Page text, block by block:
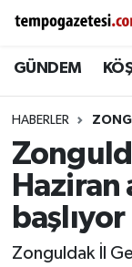
GÜNDEM
HABERLER
Haziran
başlıyor
Zonguldak İl
Alaplı
Çaycuma
Devrek
Ereğli
Gökçebey
Zonguldak
Zonguldak
Zonguldak
Süper Lig